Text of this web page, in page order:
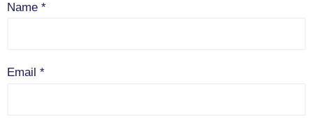
Name *
Email *